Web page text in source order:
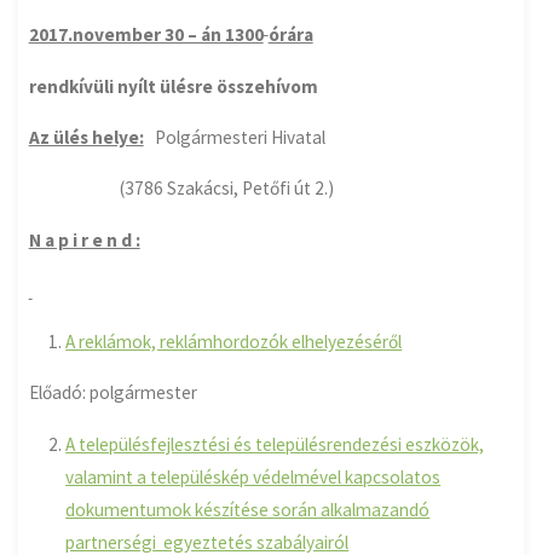
2017.november 30 – án 1300 órára
rendkívüli nyílt ülésre összehívom
Az ülés helye:Polgármesteri Hivatal
(3786 Szakácsi, Petőfi út 2.)
N a p i r e n d :
A reklámok, reklámhordozók elhelyezéséről
Előadó: polgármester
A településfejlesztési és településrendezési eszközök,
valamint a településkép védelmével kapcsolatos
dokumentumok készítése során alkalmazandó
partnerségi egyeztetés szabályairól